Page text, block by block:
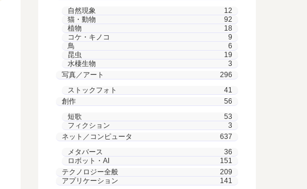
自然現象
12
猫・動物
92
植物
18
コケ・キノコ
9
鳥
6
昆虫
19
水棲生物
3
写真／アート
296
ストックフォト
41
創作
56
短歌
53
フィクション
3
ネット／コンピュータ
637
メタバース
36
ロボット・AI
151
テクノロジー全般
209
アプリケーション
141